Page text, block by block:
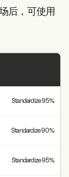
后，可使用
Standardize 95%
Standardize 90%
Standardize 95%